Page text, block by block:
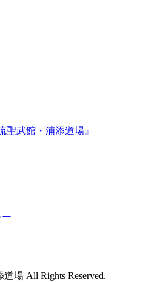
聖武館・浦添道場』
場 All Rights Reserved.